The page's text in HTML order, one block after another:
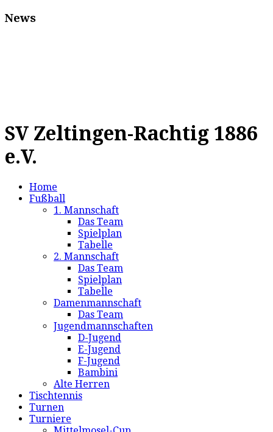
News
SV Zeltingen-Rachtig 1886
e.V.
Home
Fußball
1. Mannschaft
Das Team
Spielplan
Tabelle
2. Mannschaft
Das Team
Spielplan
Tabelle
Damenmannschaft
Das Team
Jugendmannschaften
D-Jugend
E-Jugend
F-Jugend
Bambini
Alte Herren
Tischtennis
Turnen
Turniere